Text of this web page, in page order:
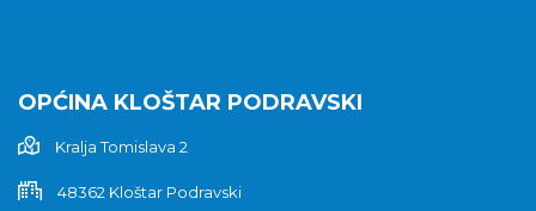
OPĆINA KLOŠTAR PODRAVSKI
Kralja Tomislava 2
48362 Kloštar Podravski